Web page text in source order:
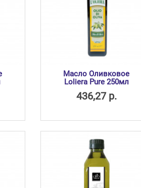
Масло Оливковое
Loliera Pure 250мл
436,27 р.